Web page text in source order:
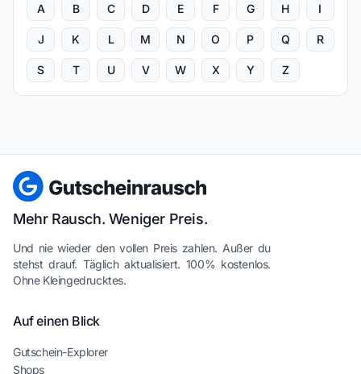
A B C D E F G H I
J K L M N O P Q R
S T U V W X Y Z
Mehr Rausch. Weniger Preis.
Und nie wieder den vollen Preis zahlen. Außer du
stehst drauf. Täglich aktualisiert. 100% kostenlos.
Ohne Kleingedrucktes.
Auf einen Blick
Gutschein-Explorer
Shops